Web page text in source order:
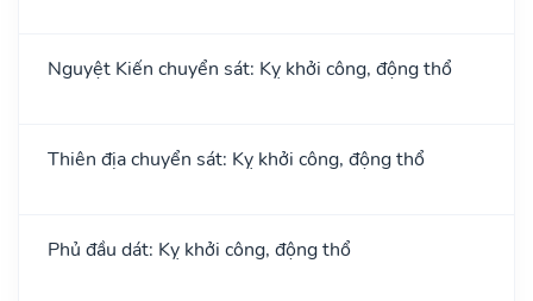
Nguyệt Kiến chuyển sát: Kỵ khởi công, động thổ
Thiên địa chuyển sát: Kỵ khởi công, động thổ
Phủ đầu dát: Kỵ khởi công, động thổ